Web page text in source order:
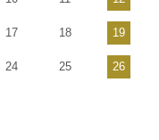
17 18 19
24 25 26